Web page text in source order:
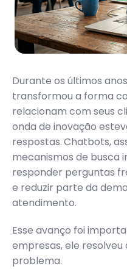
Durante os últimos
transformou a forma
relacionam com seus
onda de inovação
respostas.Chatbots,
mecanismos de busca
responder perguntas
e reduzir parte da
atendimento.
Esse avanço foi
empresas, ele
problema.